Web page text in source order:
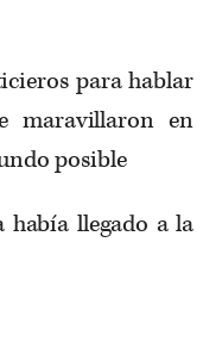
para hablar
maravillaron en
posible
había llegado a la